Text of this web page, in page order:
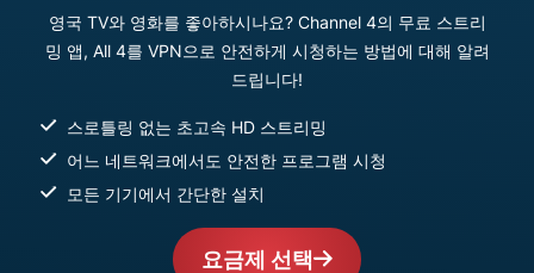
영국 TV와 영화를 좋아하시나요? Channel 4의 무료 스트리
밍 앱, All 4를 VPN으로 안전하게 시청하는 방법에 대해 알려
드립니다!
스로틀링 없는 초고속 HD 스트리밍
어느 네트워크에서도 안전한 프로그램 시청
모든 기기에서 간단한 설치
요금제 선택